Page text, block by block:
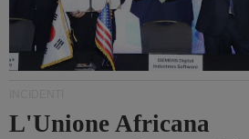
L'Unione Africana